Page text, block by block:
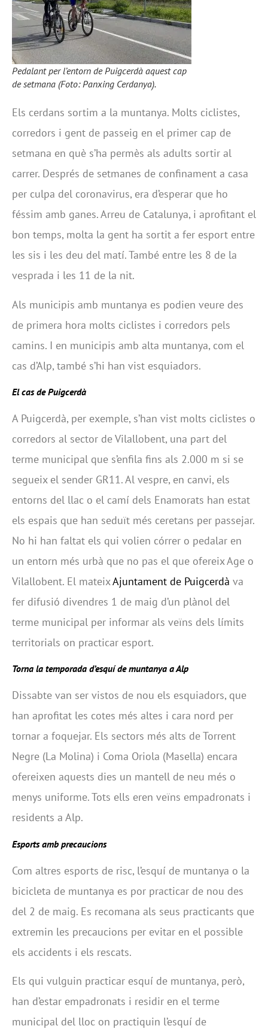
Pedalant per l’entorn de Puigcerdà aquest cap
de setmana (Foto: Panxing Cerdanya).
Els cerdans sortim a la muntanya. Molts ciclistes,
corredors i gent de passeig en el primer cap de
setmana en què s’ha permès als adults sortir al
carrer. Després de setmanes de confinament a casa
per culpa del coronavirus, era d’esperar que ho
féssim amb ganes. Arreu de Catalunya, i aprofitant el
bon temps, molta la gent ha sortit a fer esport entre
les sis i les deu del matí. També entre les 8 de la
vesprada i les 11 de la nit.
Als municipis amb muntanya es podien veure des
de primera hora molts ciclistes i corredors pels
camins. I en municipis amb alta muntanya, com el
cas d’Alp, també s’hi han vist esquiadors.
El cas de Puigcerdà
A Puigcerdà, per exemple, s’han vist molts ciclistes o
corredors al sector de Vilallobent, una part del
terme municipal que s’enfila fins als 2.000 m si se
segueix el sender GR11. Al vespre, en canvi, els
entorns del llac o el camí dels Enamorats han estat
els espais que han seduït més ceretans per passejar.
No hi han faltat els qui volien córrer o pedalar en
un entorn més urbà que no pas el que ofereix Age o
Vilallobent. El mateixAjuntament de Puigcerdà va
fer difusió divendres 1 de maig d’un plànol del
terme municipal per informar als veïns dels límits
territorials on practicar esport.
Torna la temporada d’esquí de muntanya a Alp
Dissabte van ser vistos de nou els esquiadors, que
han aprofitat les cotes més altes i cara nord per
tornar a foquejar. Els sectors més alts de Torrent
Negre (La Molina) i Coma Oriola (Masella) encara
ofereixen aquests dies un mantell de neu més o
menys uniforme. Tots ells eren veïns empadronats i
residents a Alp.
Esports amb precaucions
Com altres esports de risc, l’esquí de muntanya o la
bicicleta de muntanya es por practicar de nou des
del 2 de maig. Es recomana als seus practicants que
extremin les precaucions per evitar en el possible
els accidents i els rescats.
Els qui vulguin practicar esquí de muntanya, però,
han d’estar empadronats i residir en el terme
municipal del lloc on practiquin l’esquí de